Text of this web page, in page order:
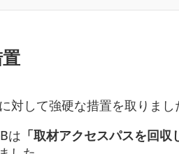
対して強硬な措置を取りまし
は 「取材アクセスパスを回